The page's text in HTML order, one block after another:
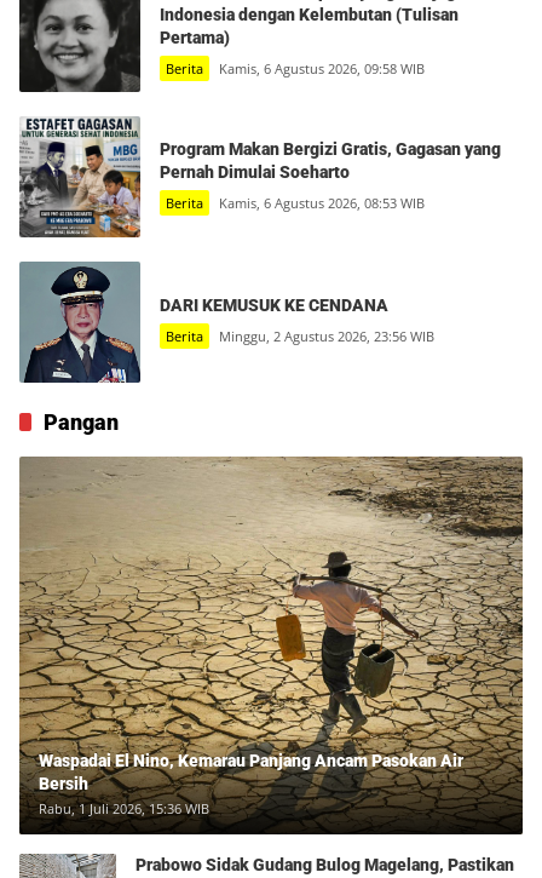
Indonesia dengan Kelembutan (Tulisan
Pertama)
Berita Kamis, 6 Agustus 2026, 09:58 WIB
Program Makan Bergizi Gratis, Gagasan yang
Pernah Dimulai Soeharto
Berita Kamis, 6 Agustus 2026, 08:53 WIB
DARI KEMUSUK KE CENDANA
Berita Minggu, 2 Agustus 2026, 23:56 WIB
Pangan
Waspadai El Nino, Kemarau Panjang Ancam Pasokan Air
Bersih
Rabu, 1 Juli 2026, 15:36 WIB
Prabowo Sidak Gudang Bulog Magelang, Pastikan